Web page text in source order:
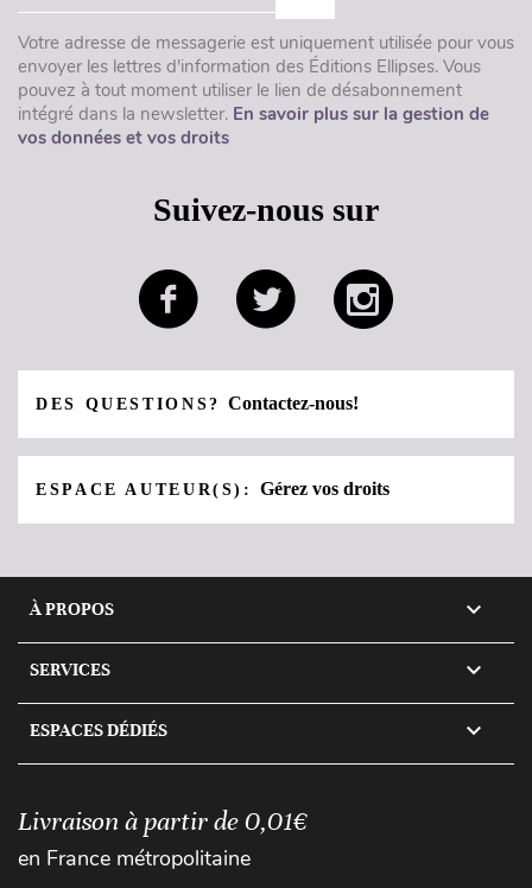
Votre adresse de messagerie est uniquement utilisée pour vous
envoyer les lettres d'information des Éditions Ellipses. Vous
pouvez à tout moment utiliser le lien de désabonnement
intégré dans la newsletter. En savoir plus sur la gestion de
vos données et vos droits
Suivez-nous sur
DES QUESTIONS?Contactez-nous!
ESPACE AUTEUR(S):Gérez vos droits
À PROPOS 
SERVICES 
ESPACES DÉDIÉS 
Livraison à partir de 0,01€
en France métropolitaine